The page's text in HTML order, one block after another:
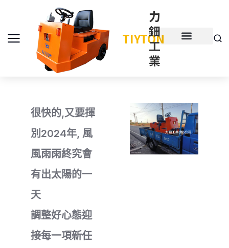
TIYTON
力
鈿
工
業
很快的,又要揮
別2024年, 風
風雨雨終究會
有出太陽的一
天
調整好心態迎
接每一項新任